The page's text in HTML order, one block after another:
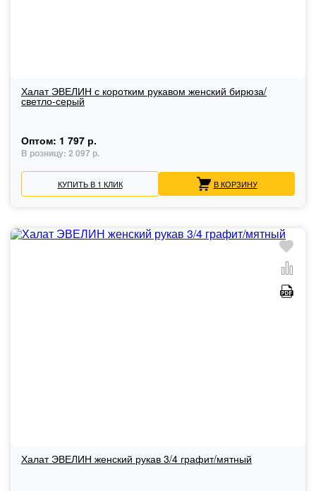
Халат ЭВЕЛИН с коротким рукавом женский бирюза/
светло-серый
Оптом: 1 797 р.
В розницу: 2 097 р.
КУПИТЬ В 1 КЛИК В КОРЗИНУ
Халат ЭВЕЛИН женский рукав 3/4 графит/мятный